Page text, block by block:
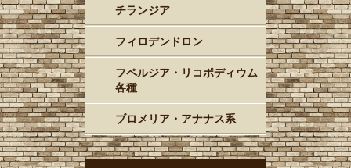
チランジア
フィロデンドロン
フペルジア・リコポディウム
各種
ブロメリア・アナナス系